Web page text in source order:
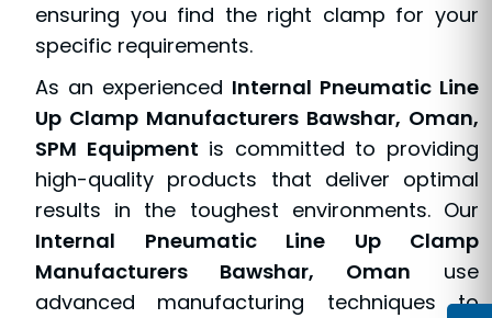
ensuring you find the right clamp for your
specific requirements.
As an experienced Internal Pneumatic Line
Up Clamp Manufacturers Bawshar, Oman,
SPM Equipment is committed to providing
high-quality products that deliver optimal
results in the toughest environments. Our
Internal Pneumatic Line Up Clamp
Manufacturers Bawshar, Oman use
advanced manufacturing techniques to